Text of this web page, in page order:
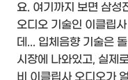
요. 여기까지 보면 삼
오디오 기술인 이클립
데... 입체음향 기술은
시장에 나와있고, 실제
비 이클립사 오디오가